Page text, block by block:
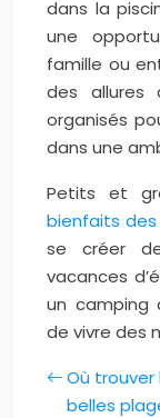
dans la
une
famille ou
des allures
organisés
dans une
Petits et
bienfaits des
se créer
vacances
un camping
de vivre des
Où trouver
belles